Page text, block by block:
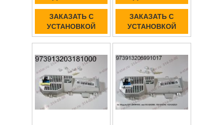
ЗАКАЗАТЬ С
УСТАНОВКОЙ
ЗАКАЗАТЬ С
УСТАНОВКОЙ